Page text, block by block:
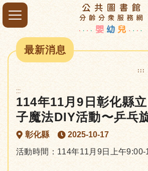
最新消息
:::
:::
114年11月9日彰化縣
子魔法DIY活動〜乒乓
彰化縣
2025-10-17
活動時間：114年11月9日上午9:00-